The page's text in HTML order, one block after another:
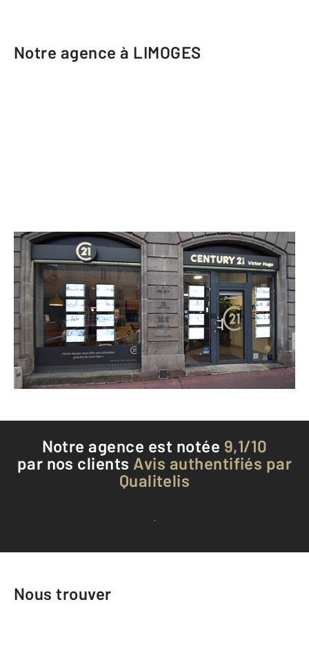
Notre agence à LIMOGES
CENTURY 21 Victor Hugo
7 boulevard Victor Hugo
LIMOGES - 87000
Envoyer un message
Téléphoner à l'agence
Notre agence est notée 9,1/10
par nos clients Avis authentifiés par
Qualitelis
Voir tous les avis clients
Nous trouver